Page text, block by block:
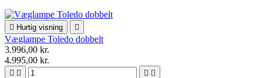
 Hurtig visning 
Væglampe Toledo dobbelt
3.996,00 kr.
4.995,00 kr.
   